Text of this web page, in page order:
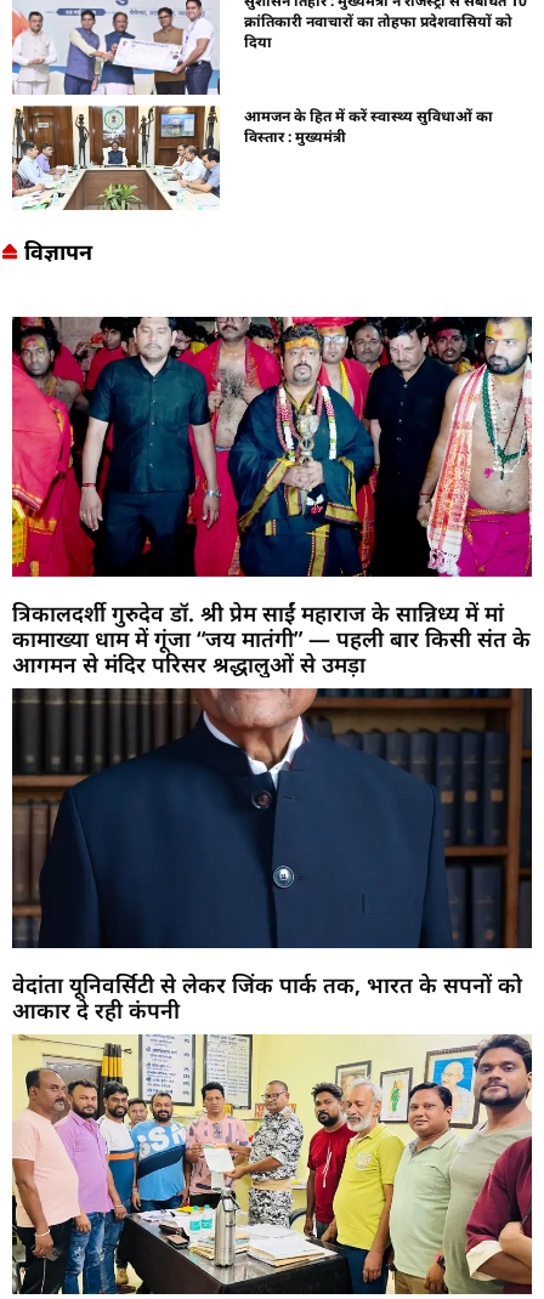
क्रांतिकारी नवाचारों का तोहफा प्रदेशवासियों को
दिया
आमजन के हित में करें स्वास्थ्य सुविधाओं का
विस्तार : मुख्यमंत्री
विज्ञापन
त्रिकालदर्शी गुरुदेव डॉ. श्री प्रेम साईं महाराज के सान्निध्य में मां
कामाख्या धाम में गूंजा “जय मातंगी” — पहली बार किसी संत के
आगमन से मंदिर परिसर श्रद्धालुओं से उमड़ा
वेदांता यूनिवर्सिटी से लेकर जिंक पार्क तक, भारत के सपनों को
आकार दे रही कंपनी